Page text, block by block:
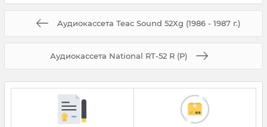
Аудиокассета Teac Sound 52Xg (1986 - 1987 г.)
Аудиокассета National RT-52 R (P)